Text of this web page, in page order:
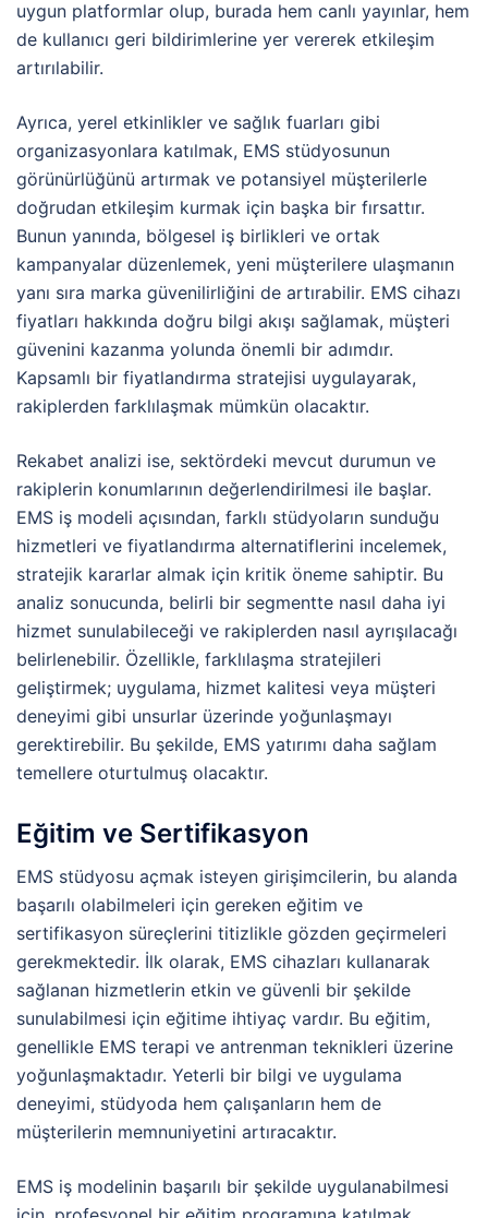
uygun platformlar olup, burada hem canlı yayınlar, hem
de kullanıcı geri bildirimlerine yer vererek etkileşim
artırılabilir.
Ayrıca, yerel etkinlikler ve sağlık fuarları gibi
organizasyonlara katılmak, EMS stüdyosunun
görünürlüğünü artırmak ve potansiyel müşterilerle
doğrudan etkileşim kurmak için başka bir fırsattır.
Bunun yanında, bölgesel iş birlikleri ve ortak
kampanyalar düzenlemek, yeni müşterilere ulaşmanın
yanı sıra marka güvenilirliğini de artırabilir. EMS cihazı
fiyatları hakkında doğru bilgi akışı sağlamak, müşteri
güvenini kazanma yolunda önemli bir adımdır.
Kapsamlı bir fiyatlandırma stratejisi uygulayarak,
rakiplerden farklılaşmak mümkün olacaktır.
Rekabet analizi ise, sektördeki mevcut durumun ve
rakiplerin konumlarının değerlendirilmesi ile başlar.
EMS iş modeli açısından, farklı stüdyoların sunduğu
hizmetleri ve fiyatlandırma alternatiflerini incelemek,
stratejik kararlar almak için kritik öneme sahiptir. Bu
analiz sonucunda, belirli bir segmentte nasıl daha iyi
hizmet sunulabileceği ve rakiplerden nasıl ayrışılacağı
belirlenebilir. Özellikle, farklılaşma stratejileri
geliştirmek; uygulama, hizmet kalitesi veya müşteri
deneyimi gibi unsurlar üzerinde yoğunlaşmayı
gerektirebilir. Bu şekilde, EMS yatırımı daha sağlam
temellere oturtulmuş olacaktır.
Eğitim ve Sertifikasyon
EMS stüdyosu açmak isteyen girişimcilerin, bu alanda
başarılı olabilmeleri için gereken eğitim ve
sertifikasyon süreçlerini titizlikle gözden geçirmeleri
gerekmektedir. İlk olarak, EMS cihazları kullanarak
sağlanan hizmetlerin etkin ve güvenli bir şekilde
sunulabilmesi için eğitime ihtiyaç vardır. Bu eğitim,
genellikle EMS terapi ve antrenman teknikleri üzerine
yoğunlaşmaktadır. Yeterli bir bilgi ve uygulama
deneyimi, stüdyoda hem çalışanların hem de
müşterilerin memnuniyetini artıracaktır.
EMS iş modelinin başarılı bir şekilde uygulanabilmesi